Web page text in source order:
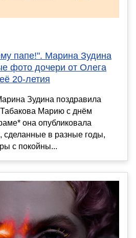
папе!". Марина Зудина
фото дочери от Олега
20-летия
Зудина поздравила
Марию с днём
она опубликовала
сделанные в разные годы,
с покойны...